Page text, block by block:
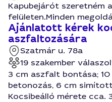
Kapubejárót szeretném
felületen.Minden
Ajánlatott kérek
aszfaltozására
Szatmár u. 78a
19 szakember
3 cm aszfalt bontása;
betonozás, 6 cm
Kocsibeálló mérete cca.